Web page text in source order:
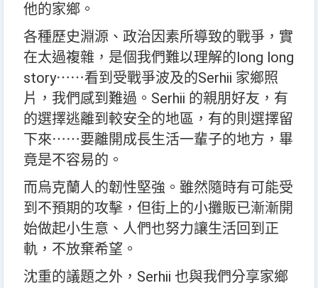
他的家鄉。
各種歷史淵源、政治因素所導致的戰爭，實
在太過複雜，是個我們難以理解的long long
story⋯⋯看到受戰爭波及的Serhii 家鄉照
片，我們感到難過。Serhii 的親朋好友，有
的選擇逃離到較安全的地區，有的則選擇留
下來⋯⋯要離開成長生活一輩子的地方，畢
竟是不容易的。
而烏克蘭人的韌性堅強。雖然隨時有可能受
到不預期的攻擊，但街上的小攤販已漸漸開
始做起小生意、人們也努力讓生活回到正
軌，不放棄希望。
沈重的議題之外，Serhii 也與我們分享家鄉